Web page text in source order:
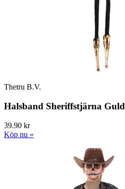
Thetru B.V.
Halsband Sheriffstjärna Guld
39.90 kr
Köp nu »